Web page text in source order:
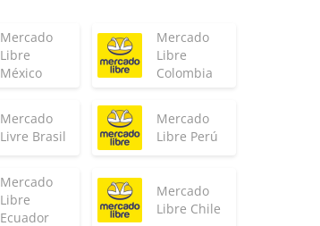
Mercado
Libre
México
Mercado
Libre
Colombia
Mercado
Livre Brasil
Mercado
Libre Perú
Mercado
Libre
Ecuador
Mercado
Libre Chile